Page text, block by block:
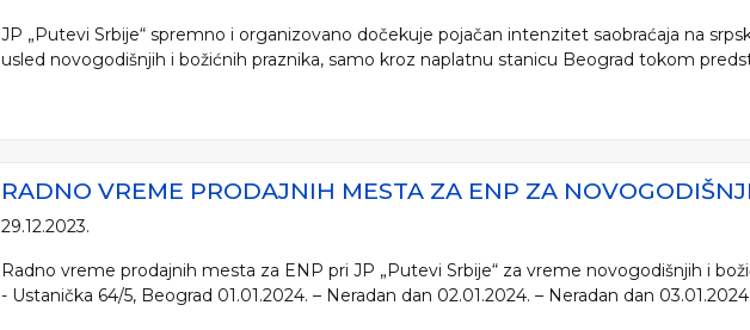
JP „Putevi Srbije“ spremno i organizovano dočekuje pojačan intenzitet saobraćaja na
usled novogodišnjih i božićnih praznika, samo kroz naplatnu stanicu Beograd tokom
RADNO VREME PRODAJNIH MESTA ZA ENP ZA
29.12.2023.
Radno vreme prodajnih mesta za ENP pri JP „Putevi Srbije“ za vreme novogodišnjih i
- Ustanička 64/5, Beograd 01.01.2024. – Neradan dan 02.01.2024. – Neradan dan